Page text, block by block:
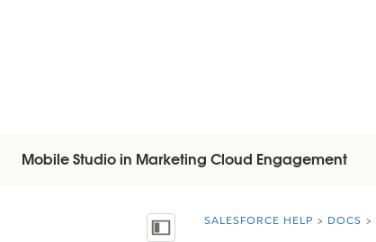
Mobile Studio in Marketing Cloud Engagement
Visa innehållsförteckning
You are here:
SALESFORCE HELP DOCS